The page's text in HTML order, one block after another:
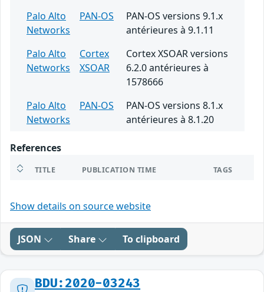
Palo Alto
Networks
PAN-OS
PAN-OS versions 9.1.x
antérieures à 9.1.11
Palo Alto
Networks
Cortex
XSOAR
Cortex XSOAR versions
6.2.0 antérieures à
1578666
Palo Alto
Networks
PAN-OS
PAN-OS versions 8.1.x
antérieures à 8.1.20
References
TITLE PUBLICATION TIME TAGS
Show details on source website
JSON Share To clipboard
BDU:2020-03243